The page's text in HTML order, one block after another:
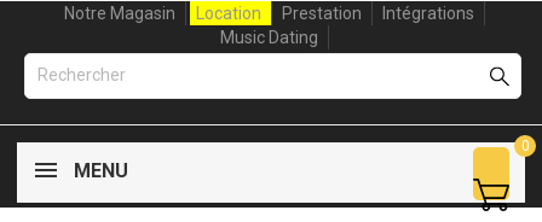
Notre Magasin Location Prestation
Intégrations
Music Dating
MENU
0